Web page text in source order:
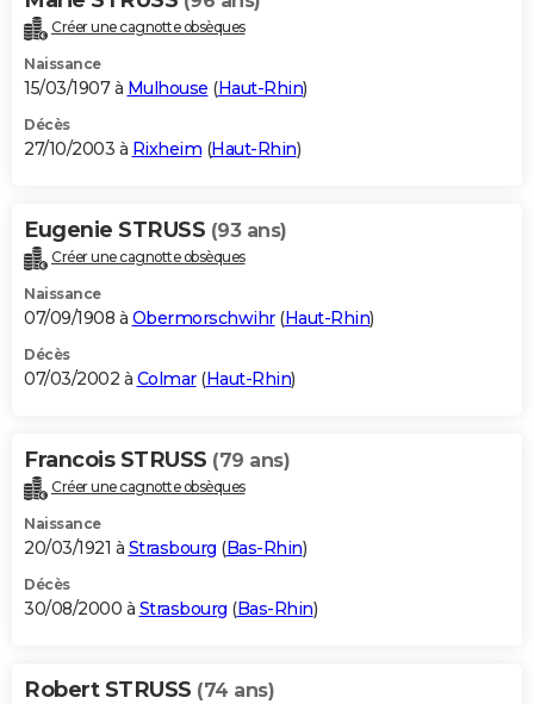
Créer une cagnotte obsèques
Naissance
15/03/1907 à Mulhouse (Haut-Rhin)
Décès
27/10/2003 à Rixheim (Haut-Rhin)
Eugenie STRUSS (93 ans)
Créer une cagnotte obsèques
Naissance
07/09/1908 à Obermorschwihr(Haut-Rhin)
Décès
07/03/2002 à Colmar(Haut-Rhin)
Francois STRUSS (79 ans)
Créer une cagnotte obsèques
Naissance
20/03/1921 à Strasbourg (Bas-Rhin)
Décès
30/08/2000 à Strasbourg (Bas-Rhin)
Robert STRUSS (74 ans)